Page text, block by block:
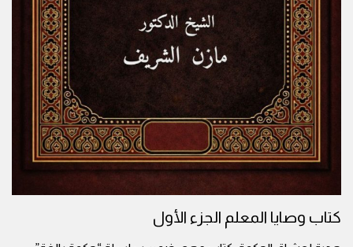
كتاب وصايا المعلم الجزء الأول